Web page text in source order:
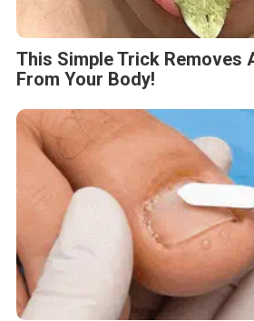
This Simple Trick Removes
From Your Body!